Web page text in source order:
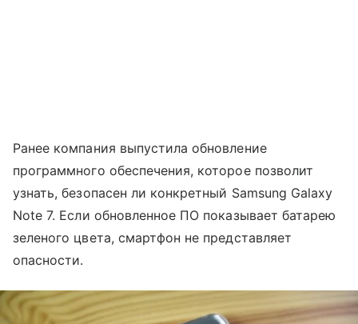
Ранее компания выпустила обновление
программного обеспечения, которое позволит
узнать, безопасен ли конкретный Samsung Galaxy
Note 7. Если обновленное ПО показывает батарею
зеленого цвета, смартфон не представляет
опасности.